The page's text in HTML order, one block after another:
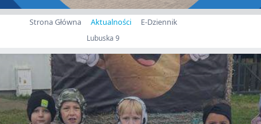
Strona Główna Aktualności E-Dziennik
Lubuska 9